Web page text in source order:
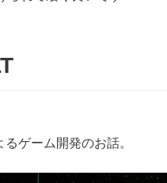
ゲーム開発のお話。